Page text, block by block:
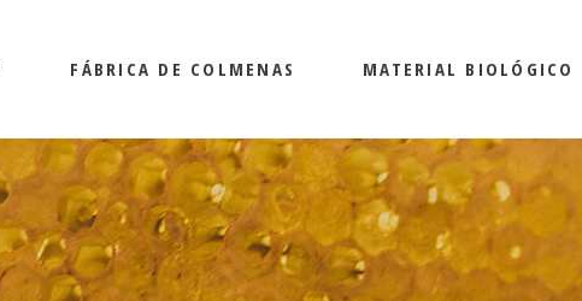
FÁBRICA DE COLMENAS MATERIAL BIOLÓGICO